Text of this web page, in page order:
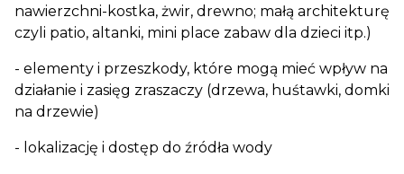
nawierzchni-kostka, żwir, drewno; małą architekturę
czyli patio, altanki, mini place zabaw dla dzieci itp.)
- elementy i przeszkody, które mogą mieć wpływ na
działanie i zasięg zraszaczy (drzewa, huśtawki, domki
na drzewie)
- lokalizację i dostęp do źródła wody